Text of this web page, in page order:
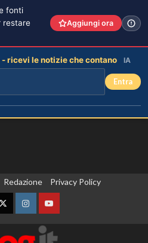
Redazione Privacy Policy
TwitterInstagramYouTube
fonti
restare
Aggiungi ora
ricevi le notizie che contano IA
Entra